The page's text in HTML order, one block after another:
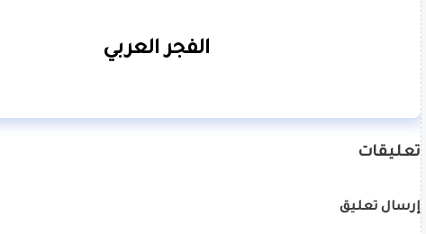
الفجر العربي
تعليقات
إرسال تعليق